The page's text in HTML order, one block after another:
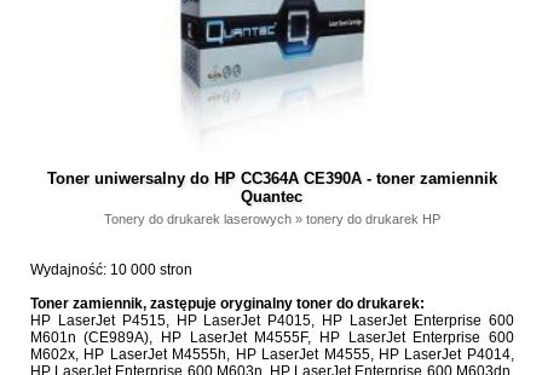
Toner uniwersalny do HP CC364A CE390A - toner zamiennik
Quantec
Tonery do drukarek laserowych» tonery do drukarek HP
Wydajność: 10 000 stron
Toner zamiennik, zastępuje oryginalny toner do drukarek:
HP LaserJet P4515, HP LaserJet P4015, HP LaserJet Enterprise 600
M601n (CE989A), HP LaserJet M4555F, HP LaserJet Enterprise 600
M602x, HP LaserJet M4555h, HP LaserJet M4555, HP LaserJet P4014,
HP LaserJet Enterprise 600 M603n, HP LaserJet Enterprise 600 M603dn,